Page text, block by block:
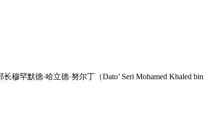
罕默德·哈立德·努尔丁（Dato’ Seri Mohamed Khaled bin